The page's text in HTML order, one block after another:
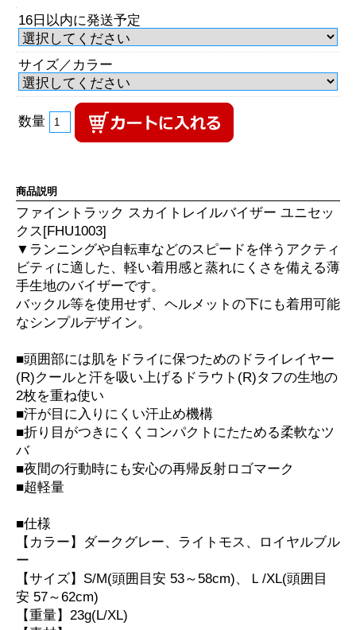
16日以内に発送予定
サイズ／カラー
数量
商品説明
ファイントラック スカイトレイルバイザー ユニセッ
クス[FHU1003]
▼ランニングや自転車などのスピードを伴うアクティ
ビティに適した、軽い着用感と蒸れにくさを備える薄
手生地のバイザーです。
バックル等を使用せず、ヘルメットの下にも着用可能
なシンプルデザイン。
■頭囲部には肌をドライに保つためのドライレイヤー
(R)クールと汗を吸い上げるドラウト(R)タフの生地の
2枚を重ね使い
■汗が目に入りにくい汗止め機構
■折り目がつきにくくコンパクトにたためる柔軟なツ
バ
■夜間の行動時にも安心の再帰反射ロゴマーク
■超軽量
■仕様
【カラー】ダークグレー、ライトモス、ロイヤルブル
ー
【サイズ】S/M(頭囲目安 53～58cm)、Ｌ/XL(頭囲目
安 57～62cm)
【重量】23g(L/XL)